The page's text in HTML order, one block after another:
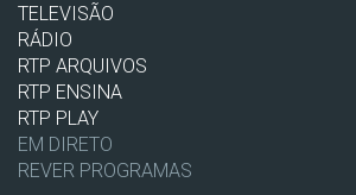
TELEVISÃO
RÁDIO
RTP ARQUIVOS
RTP ENSINA
RTP PLAY
EM DIRETO
REVER PROGRAMAS